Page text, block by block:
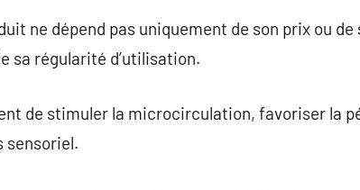
ne dépend pas uniquement de son prix ou
sa régularité d’utilisation.
de stimuler la microcirculation, favoriser la
sensoriel.